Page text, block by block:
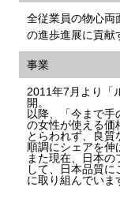
全従業員の物心両
の進歩進展に貢献
事業
2011年7月より「
開。
以降、「今まで手
の女性が使える価
とらわれず、良
順調にシェアを伸
また現在、日本の
して、日本品質
に取り組んでいま